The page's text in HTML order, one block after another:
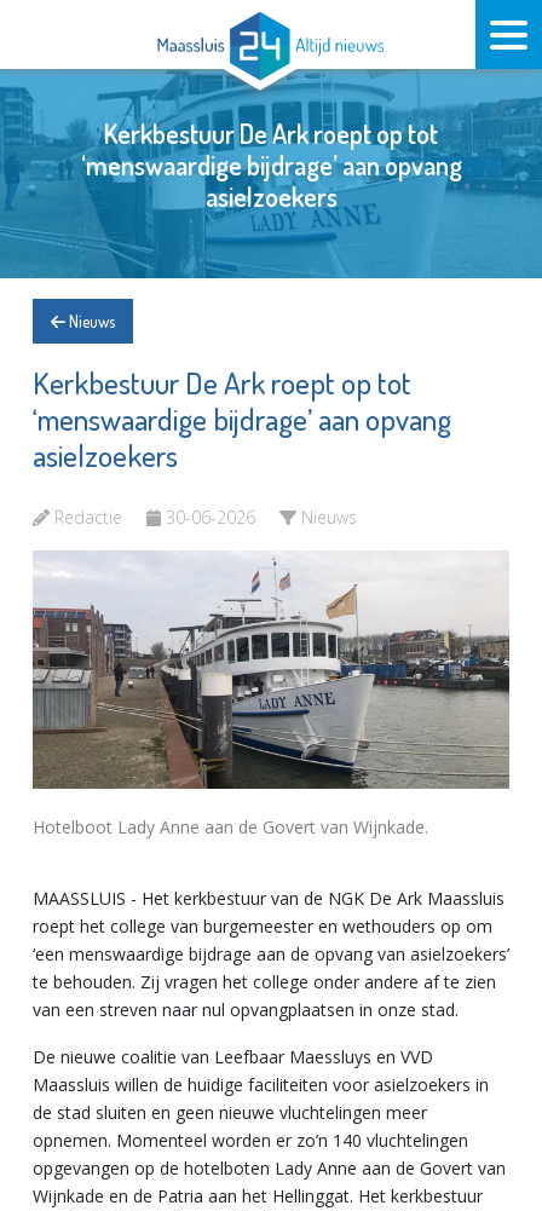
Kerkbestuur De Ark roept op tot
‘menswaardige bijdrage’ aan opvang
asielzoekers
Nieuws
Kerkbestuur De Ark roept op tot
‘menswaardige bijdrage’ aan opvang
asielzoekers
Redactie 30-06-2026 Nieuws
Hotelboot Lady Anne aan de Govert van Wijnkade.
MAASSLUIS - Het kerkbestuur van de NGK De Ark Maassluis
roept het college van burgemeester en wethouders op om
‘een menswaardige bijdrage aan de opvang van asielzoekers’
te behouden. Zij vragen het college onder andere af te zien
van een streven naar nul opvangplaatsen in onze stad.
De nieuwe coalitie van Leefbaar Maessluys en VVD
Maassluis willen de huidige faciliteiten voor asielzoekers in
de stad sluiten en geen nieuwe vluchtelingen meer
opnemen. Momenteel worden er zo’n 140 vluchtelingen
opgevangen op de hotelboten Lady Anne aan de Govert van
Wijnkade en de Patria aan het Hellinggat. Het kerkbestuur